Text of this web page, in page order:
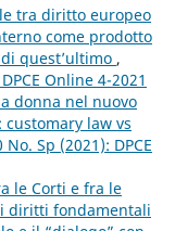
tra diritto europeo
come prodotto
quest’ultimo ,
Online 4-2021
donna nel nuovo
law vs
Sp (2021): DPCE
le Corti e fra le
diritti fondamentali